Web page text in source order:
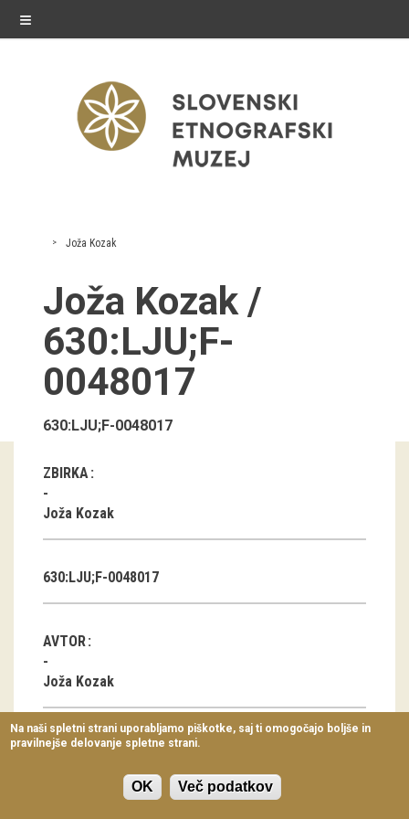
≡
razstave
Stalne razstave
Občasne razstave
Gostovanja
E-razstave
Virtualni sprehodi
Razstavni projekti
Napovednik
Arhiv razstav
Koledar dogodkov
Prireditve
Predavanja
Delavnice
Vodeni ogledi
Joža Kozak
Joža Kozak /
630:LJU;F-
0048017
630:LJU;F-0048017
ZBIRKA
Joža Kozak
630:LJU;F-0048017
AVTOR
Joža Kozak
KLASIFIKACIJA
Pričeska, portret
Počitnice: gore in morje, potovanja..
Na naši spletni strani uporabljamo piškotke, saj ti omogočajo boljše in
pravilnejše delovanje spletne strani.
OK Več podatkov